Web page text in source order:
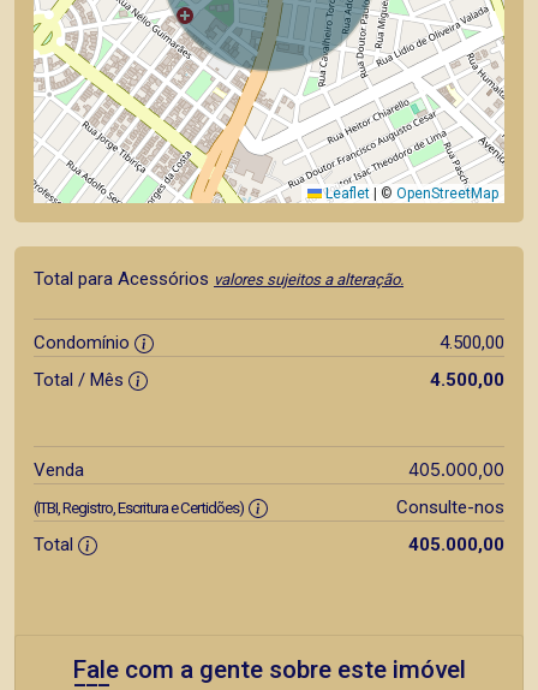
Leaflet | © OpenStreetMap
Total para Acessórios valores sujeitos a alteração.
Condomínio
4.500,00
Total / Mês
4.500,00
Venda 405.000,00
(ITBI, Registro, Escritura e Certidões)
Consulte-nos
Total
405.000,00
Fale com a gente sobre este imóvel